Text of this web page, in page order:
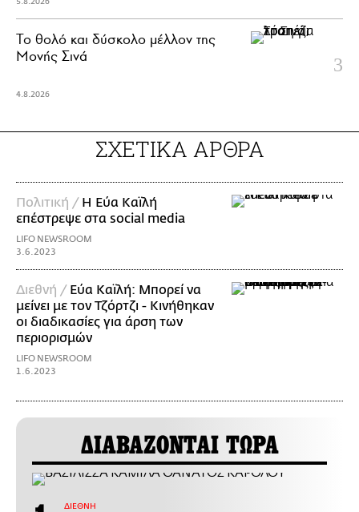
Το θολό και δύσκολο μέλλον της
Μονής Σινά
4.8.2026
ΣΧΕΤΙΚΑ ΑΡΘΡΑ
Πολιτική / Η Εύα Καϊλή
επέστρεψε στα social media
LIFO NEWSROOM
3.6.2023
Διεθνή / Εύα Καϊλή: Μπορεί να
μείνει με τον Τζόρτζι - Κινήθηκαν
οι διαδικασίες για άρση των
περιορισμών
LIFO NEWSROOM
1.6.2023
ΔΙΑΒΑΖΟΝΤΑΙ ΤΩΡΑ
ΔΙΕΘΝΗ